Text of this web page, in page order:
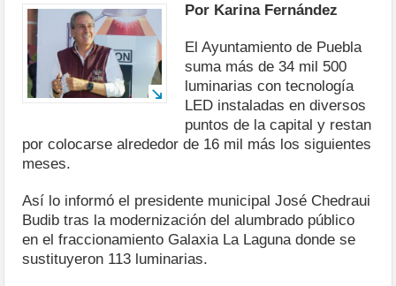
Por Karina Fernández
El Ayuntamiento de Puebla
suma más de 34 mil 500
luminarias con tecnología
LED instaladas en diversos
puntos de la capital y restan
por colocarse alrededor de 16 mil más los siguientes
meses.
Así lo informó el presidente municipal José Chedraui
Budib tras la modernización del alumbrado público
en el fraccionamiento Galaxia La Laguna donde se
sustituyeron 113 luminarias.